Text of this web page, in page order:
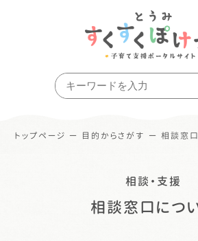
トップページ ー 目的からさがす ー相談窓
相談・支援
相談窓口につ